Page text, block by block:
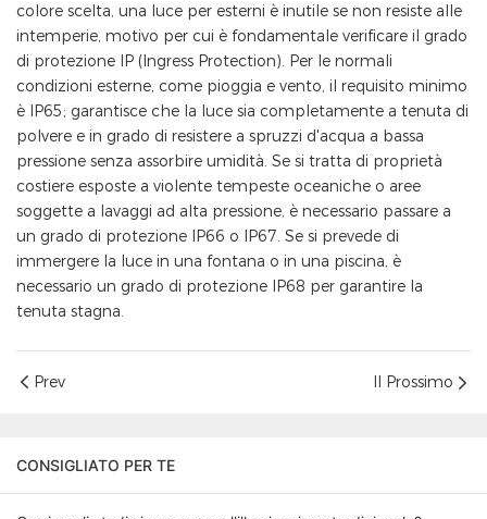
colore scelta, una luce per esterni è inutile se non resiste alle
intemperie, motivo per cui è fondamentale verificare il grado
di protezione IP (Ingress Protection). Per le normali
condizioni esterne, come pioggia e vento, il requisito minimo
è IP65; garantisce che la luce sia completamente a tenuta di
polvere e in grado di resistere a spruzzi d'acqua a bassa
pressione senza assorbire umidità. Se si tratta di proprietà
costiere esposte a violente tempeste oceaniche o aree
soggette a lavaggi ad alta pressione, è necessario passare a
un grado di protezione IP66 o IP67. Se si prevede di
immergere la luce in una fontana o in una piscina, è
necessario un grado di protezione IP68 per garantire la
tenuta stagna.
Prev Il Prossimo
CONSIGLIATO PER TE